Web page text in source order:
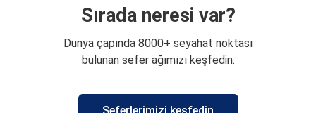
Sırada neresi var?
Dünya çapında 8000+ seyahat noktası
bulunan sefer ağımızı keşfedin.